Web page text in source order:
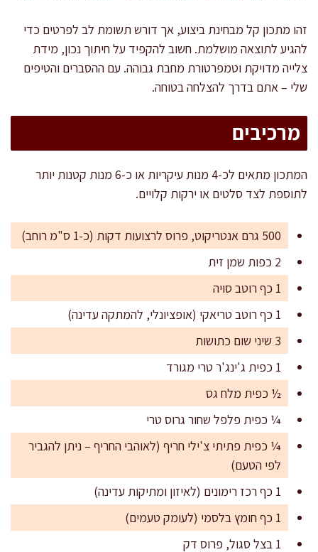
זהו מתכון קל מבחינת ביצוע, אך דורש תשומת לב לפרטים כדי
להגיע לתוצאה מושלמת. חשוב להקפיד על חיתוך נכון, מידת
צלייה מדויקת וטמפרטורת מחבת גבוהה. עם ההסברים והטיפים
שלי – אתם בדרך להצלחה בטוחה.
מרכיבים
המתכון מתאים לכ-4 מנות עיקריות או כ-6 מנות קטנות יותר
לתוספת לצד סלטים או ירקות קלויים.
500 גרם אנטריקוט, פרוס לרצועות דקות (כ-1 ס"מ רוחב)
2 כפות שמן זית
1 כף רוטב סויה
1 כף רוטב טריאקי (אופציונלי, להמתקה עדינה)
3 שיני שום כתושות
1 כפית ג'ינג'ר טרי מגורד
½ כפית מלח גס
¼ כפית פלפל שחור גרוס טרי
¼ כפית פתיתי צ'ילי חריף (לאוהבי החריף – ניתן להגביר
לפי הטעם)
1 כף רכז רימונים (לאיזון ומתיקות עדינה)
1 כף חומץ בלסמי (לעומק טעמים)
1 בצל סגול, פרוס דק